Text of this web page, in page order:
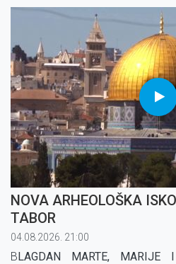
NOVA ARHEOLOŠKA
TABOR
04.08.2026. 21:00
BLAGDAN MARTE,